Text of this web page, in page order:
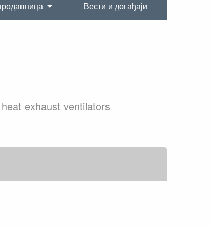
Вести и догађаји
exhaust ventilators